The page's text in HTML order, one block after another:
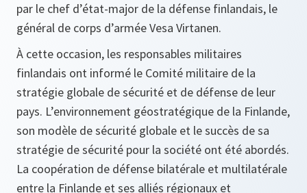
par le chef d’état-major de la défense finlandais, le
général de corps d’armée Vesa Virtanen.
À cette occasion, les responsables militaires
finlandais ont informé le Comité militaire de la
stratégie globale de sécurité et de défense de leur
pays. L’environnement géostratégique de la Finlande,
son modèle de sécurité globale et le succès de sa
stratégie de sécurité pour la société ont été abordés.
La coopération de défense bilatérale et multilatérale
entre la Finlande et ses alliés régionaux et